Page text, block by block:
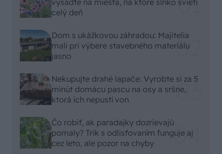
celý deň
Dom s ukážkovou záhradou: Majitelia
mali pri výbere stavebného materiálu
jasno
Nekupujte drahé lapače: Vyrobte si za 5
minút domácu pascu na osy a sršne,
ktorá ich nepustí von
Čo robiť, ak paradajky dozrievajú
pomaly? Trik s odlisťovaním funguje aj
cez leto, ale pozor na chyby